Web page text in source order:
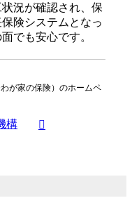
況が確認され、保
険システムとなっ
でも安心です。
が家の保険）のホームペ
構